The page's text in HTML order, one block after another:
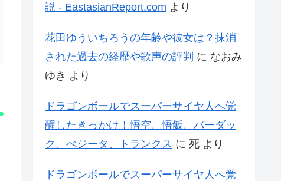
説 - EastasianReport.com より
花田ゆういちろうの年齢や彼女は？抹消
された過去の経歴や歌声の評判 に なおみ
ゆき より
ドラゴンボールでスーパーサイヤ人へ覚
醒したきっかけ！悟空、悟飯、バーダッ
ク、べジータ、トランクス に 死 より
ドラゴンボールでスーパーサイヤ人へ覚